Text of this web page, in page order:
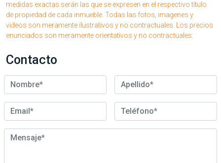
medidas exactas serán las que se expresen en el respectivo título
de propiedad de cada inmueble. Todas las fotos, imagenes y
videos son meramente ilustrativos y no contractuales. Los precios
enunciados son meramente orientativos y no contractuales.
Contacto